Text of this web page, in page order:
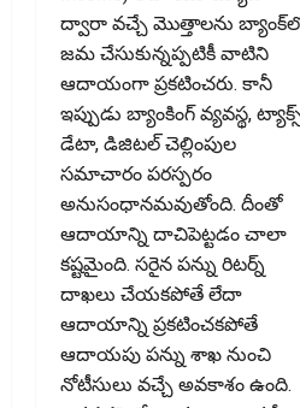
ద్వారా వచ్చే మొత్తాలను
జమ చేసుకున్నప్పటికీ వాటిని
ఆదాయంగా ప్రకటించరు. కానీ
ఇప్పుడు బ్యాంకింగ్‌ వ్యవస్థ,
డేటా, డిజిటల్‌ చెల్లింపుల
సమాచారం పరస్పరం
అనుసంధానమవుతోంది. దీంతో
ఆదాయాన్ని దాచిపెట్టడం చాలా
కష్టమైంది. సరైన పన్ను రిటర్న్‌
దాఖలు చేయకపోతే లేదా
ఆదాయాన్ని ప్రకటించకపోతే
ఆదాయపు పన్ను శాఖ నుంచి
నోటీసులు వచ్చే అవకాశం ఉంది.